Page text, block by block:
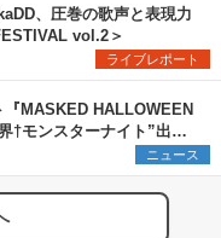
、圧巻の歌声と表現力
vol.2＞
ライブレポート
MASKED HALLOWEEN
†モンスターナイト”出演6
ニュース